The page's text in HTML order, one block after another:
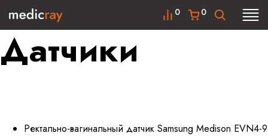
0
0
Датчики
Ректально-вагинальный датчик Samsung Medison EVN4-9